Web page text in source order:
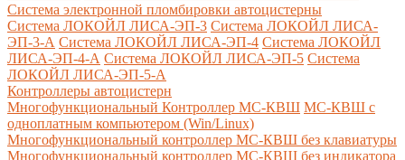
Система электронной пломбировки автоцистерны
Система ЛОКОЙЛ ЛИСА-ЭП-3 Система ЛОКОЙЛ ЛИСА-
ЭП-3-А Система ЛОКОЙЛ ЛИСА-ЭП-4 Система ЛОКОЙЛ
ЛИСА-ЭП-4-А Система ЛОКОЙЛ ЛИСА-ЭП-5 Система
ЛОКОЙЛ ЛИСА-ЭП-5-А
Контроллеры автоцистерн
Многофункциональный Контроллер МС-КВШ МС-КВШ с
одноплатным компьютером (Win/Linux)
Многофункциональный контроллер МС-КВШ без клавиатуры
Многофункциональный контроллер МС-КВШ без индикатора